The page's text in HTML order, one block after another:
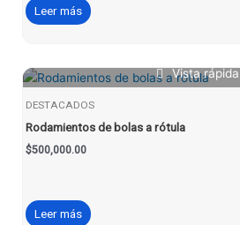
Leer más
Vista rápida
DESTACADOS
Rodamientos de bolas a rótula
$500,000.00
Leer más